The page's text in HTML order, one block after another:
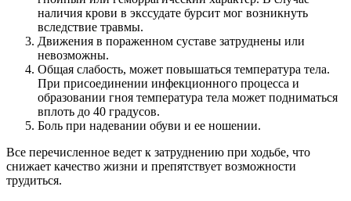
наличия крови в экссудате бурсит мог возникнуть
вследствие травмы.
Движения в пораженном суставе затруднены или
невозможны.
Общая слабость, может повышаться температура тела.
При присоединении инфекционного процесса и
образовании гноя температура тела может подниматься
вплоть до 40 градусов.
Боль при надевании обуви и ее ношении.
Все перечисленное ведет к затруднению при ходьбе, что
снижает качество жизни и препятствует возможности
трудиться.